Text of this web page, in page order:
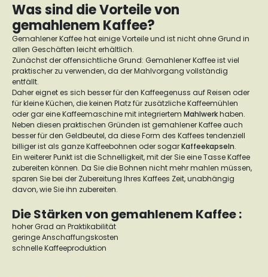
Was sind die Vorteile von
gemahlenem Kaffee?
Gemahlener Kaffee hat einige Vorteile und ist nicht ohne Grund in
allen Geschäften leicht erhältlich.
Zunächst der offensichtliche Grund: Gemahlener Kaffee ist viel
praktischer zu verwenden, da der Mahlvorgang vollständig
entfällt.
Daher eignet es sich besser für den Kaffeegenuss auf Reisen oder
für kleine Küchen, die keinen Platz für zusätzliche Kaffeemühlen
oder gar eine Kaffeemaschine mit integriertem Mahlwerkhaben.
Neben diesen praktischen Gründen ist gemahlener Kaffee auch
besser für den Geldbeutel, da diese Form des Kaffees tendenziell
billiger ist als ganze Kaffeebohnen oder sogarKaffeekapseln.
Ein weiterer Punkt ist die Schnelligkeit, mit der Sie eine Tasse Kaffee
zubereiten können. Da Sie die Bohnen nicht mehr mahlen müssen,
sparen Sie bei der Zubereitung Ihres Kaffees Zeit, unabhängig
davon, wie Sie ihn zubereiten.
Die Stärken von gemahlenem Kaffee :
hoher Grad an Praktikabilität
geringe Anschaffungskosten
schnelle Kaffeeproduktion